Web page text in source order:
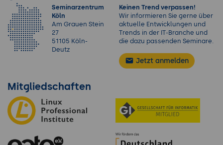
Seminarzentrum
Köln
Am Grauen Stein
27
51105 Köln-
Deutz
Keinen Trend verpassen!
Wir informieren Sie gerne über
aktuelle Entwicklungen und
Trends in der IT-Branche und
die dazu passenden Seminare.
Jetzt anmelden
Mitgliedschaften